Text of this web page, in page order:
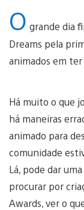
O grande dia
Dreams pela
animados em
Há muito o que
há maneiras
animado para
comunidade
Lá, pode dar
procurar por
Awards, ver o